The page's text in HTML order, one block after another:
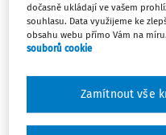
budou chápaví, trpěliví a
Tlak rodičů se přenáší
vlídnosti se tlačí těžko, k
Ani ta nejlepší škola však
dočasně ukládají ve vašem
souhlasu. Data využijeme ke
obsahu webu přímo Vám na míru.
souborů cookie
Zamítnout vše